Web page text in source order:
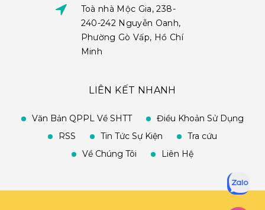
Toà nhà Mộc Gia, 238-
240-242 Nguyễn Oanh,
Phường Gò Vấp, Hồ Chí
Minh
LIÊN KẾT NHANH
Văn Bản QPPL Về SHTT
Điều Khoản Sử Dụng
RSS
Tin Tức Sự Kiện
Tra cứu
Về Chúng Tôi
Liên Hệ